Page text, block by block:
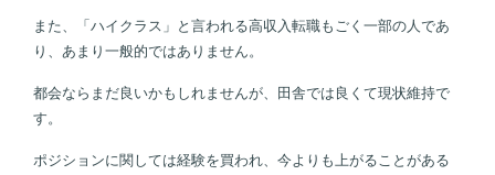
また、「ハイクラス」と言われる高収入転職もごく一部の人であ
り、あまり一般的ではありません。
都会ならまだ良いかもしれませんが、田舎では良くて現状維持で
す。
ポジションに関しては経験を買われ、今よりも上がることがある